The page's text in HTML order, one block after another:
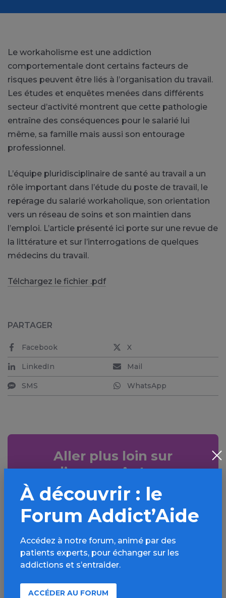
Le workaholisme est une addiction
comportementale dont certains facteurs de
risques peuvent être liés à l’organisation du travail.
Les études et enquêtes menées dans différents
secteur d’activité montrent que cette pathologie
entraîne des conséquences pour le salarié lui
même, sa famille mais aussi son entourage
professionnel.
L’équipe pluridisciplinaire de santé au travail a un
rôle important dans l’étude du poste de travail, le
repérage du salarié workaholique, son orientation
vers un réseau de soins et son maintien dans
l’emploi. L’article présenté ici porte sur une revue de
la littérature et sur l’interrogations de quelques
médecins du travail.
Télchargez le fichier .pdf
PARTAGER
Facebook X
LinkedIn Mail
SMS WhatsApp
Aller plus loin sur
l’espace Autres
addictions
comportementales
Informations, parcours d’évaluations,
bonnes pratiques, FAQ, annuaires,
ressources, actualités...
À découvrir : le
Forum Addict’Aide
Accédez à notre forum, animé par des
patients experts, pour échanger sur les
addictions et s’entraider.
ACCÉDER AU FORUM